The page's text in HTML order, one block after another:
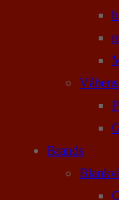
Brands